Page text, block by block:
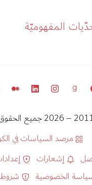
المفهوميّة
مرصد السياسات في
إشعارات
الخصوصية
شروط